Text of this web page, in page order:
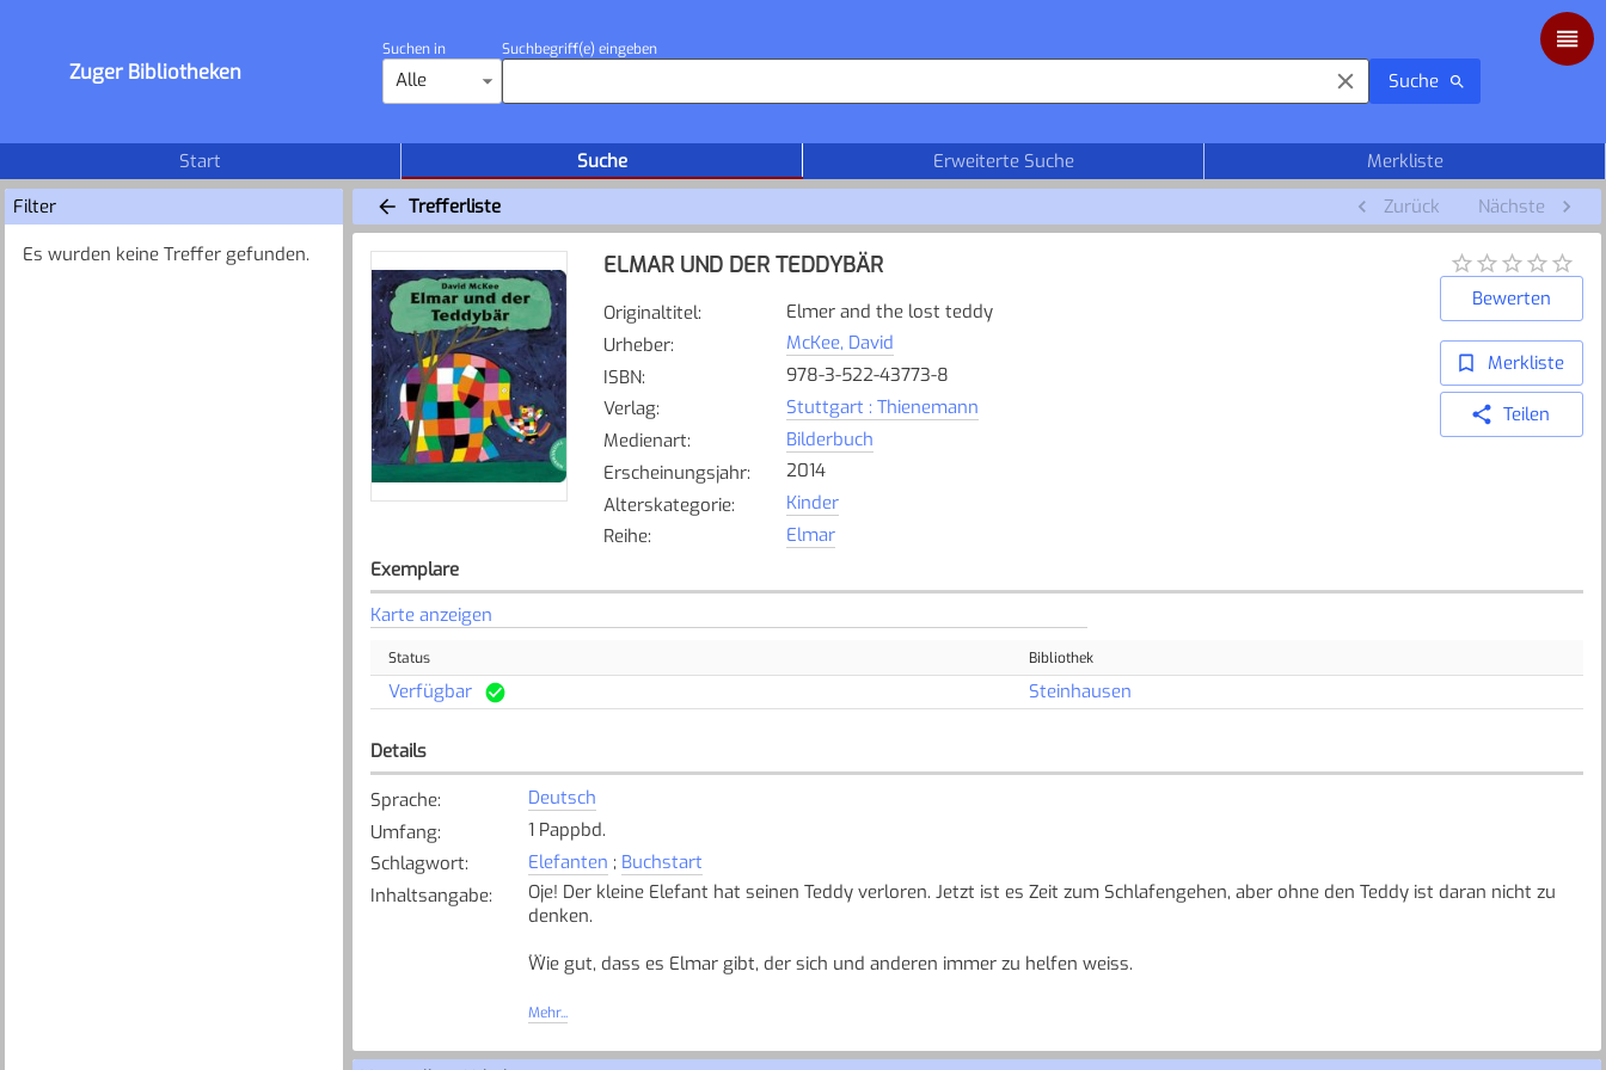
Zuger Bibliotheken
Suchen in
Alle
Suchbegriff(e) eingeben
Suche
Start Suche Erweiterte Suche
Merkliste
Filter
Es wurden keine Treffer gefunden.
Trefferliste Zurück Nächste
ELMAR UND DER TEDDYBÄR
Originaltitel:
Elmer and the lost teddy
Urheber:
McKee, David
ISBN:
978-3-522-43773-8
Verlag:
Stuttgart : Thienemann
Medienart:
Bilderbuch
Erscheinungsjahr:
2014
Alterskategorie:
Kinder
Reihe: Elmar
Bewerten
Merkliste
Teilen
Exemplare
Karte anzeigen
Status Bibliothek
Verfügbar Steinhausen
Details
Sprache:
Deutsch
Umfang:
1 Pappbd.
Schlagwort: Elefanten ; Buchstart
Inhaltsangabe:
Oje! Der kleine Elefant hat seinen Teddy verloren. Jetzt ist es Zeit zum Schlafengehen, aber ohne den Teddy ist daran nicht zu
denken.
Wie gut, dass es Elmar gibt, der sich und anderen immer zu helfen weiss.
Eine Geschichte - so bunt wie Elmar.
Mehr...